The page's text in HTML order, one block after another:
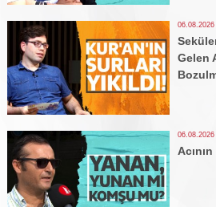
06.08.2026
Gelen
06.08.2026